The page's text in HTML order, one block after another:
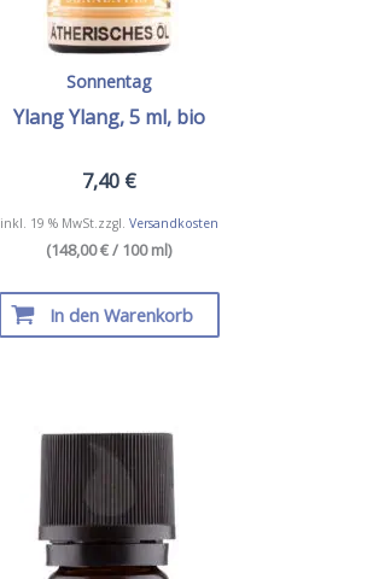
Sonnentag
Ylang Ylang, 5 ml, bio
7,40 €
inkl. 19 % MwSt.zzgl. Versandkosten
(148,00 € / 100 ml)
In den Warenkorb